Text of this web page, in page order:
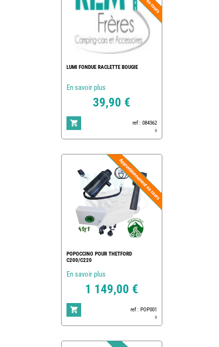
LUMI FONDUE RACLETTE BOUGIE
En savoir plus
39,90 €
ref : 084362
0
POPOCCINO POUR THETFORD
C200/C220
En savoir plus
1 149,00 €
ref : POP001
0